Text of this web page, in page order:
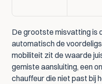
De grootste misvatting is
automatisch de
mobiliteit zit de waarde
gemiste aansluiting, een
chauffeur die niet past bij